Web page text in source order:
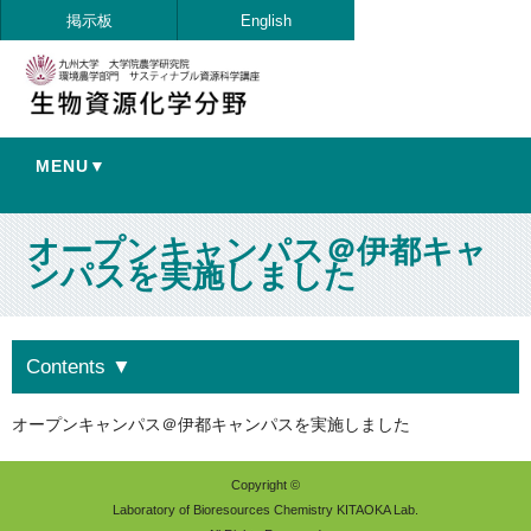
掲示板 English
MENU▼
オープンキャンパス＠伊都キャ
ンパスを実施しました
オープンキャンパス＠伊都キャンパスを実施しました
Contents ▼
Copyright ©
Laboratory of Bioresources Chemistry KITAOKA Lab.